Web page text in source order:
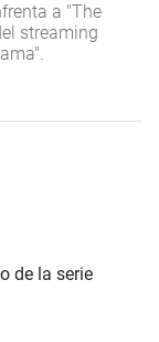
a "The
streaming